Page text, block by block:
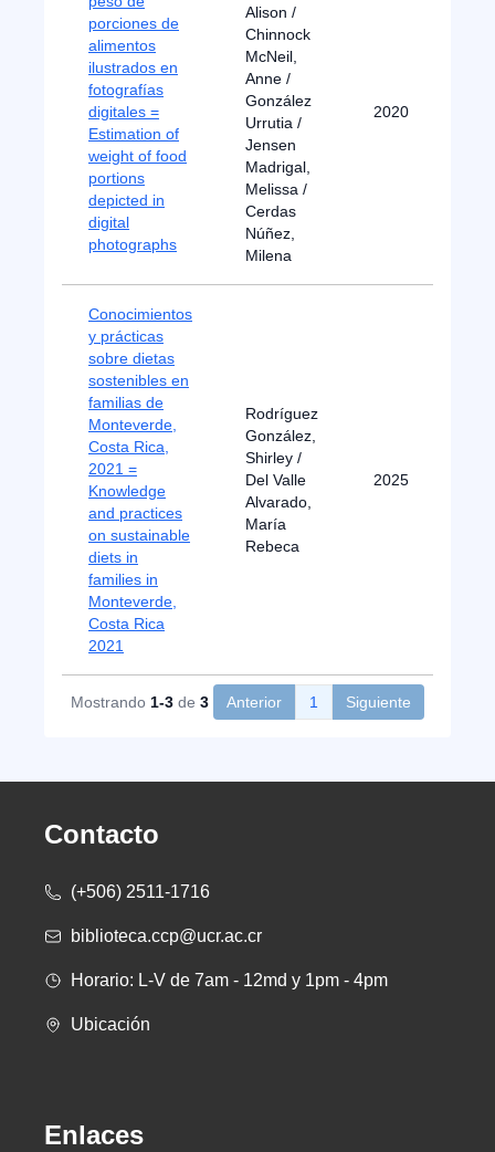
porciones de
alimentos
ilustrados en
fotografías
digitales =
Estimation of
weight of food
portions
depicted in
digital
photographs
Alison /
Chinnock
McNeil,
Anne /
González
Urrutia /
Jensen
Madrigal,
Melissa /
Cerdas
Núñez,
Milena
2020
Conocimientos
y prácticas
sobre dietas
sostenibles en
familias de
Monteverde,
Costa Rica,
2021 =
Knowledge
and practices
on sustainable
diets in
families in
Monteverde,
Costa Rica
2021
Rodríguez
González,
Shirley /
Del Valle
Alvarado,
María
Rebeca
2025
Mostrando 1-3 de 3 Anterior 1 Siguiente
Contacto
(+506) 2511-1716
biblioteca.ccp@ucr.ac.cr
Horario: L-V de 7am - 12md y 1pm - 4pm
Ubicación
Enlaces